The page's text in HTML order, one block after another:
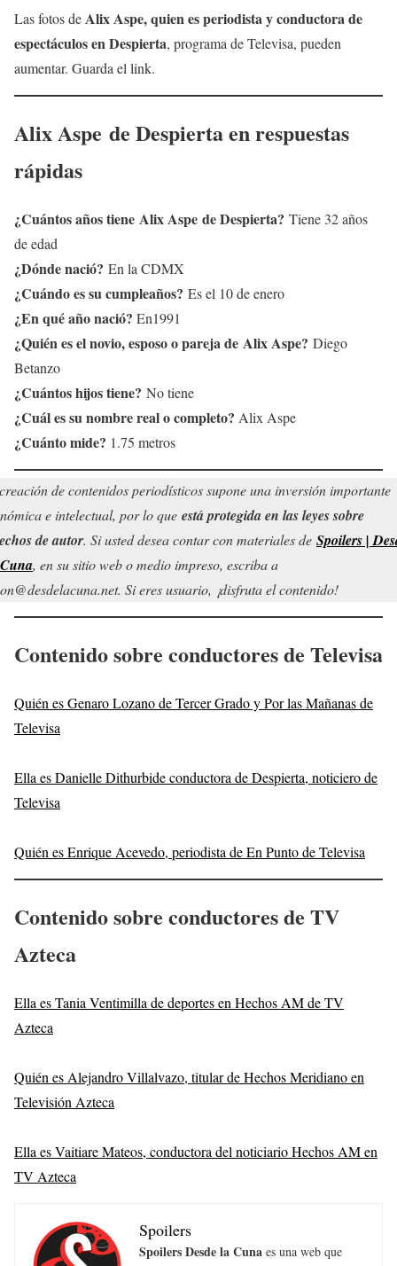
Las fotos deAlix Aspe, quien esperiodista yconductorade
espectáculos en Despierta, programa de Televisa, pueden
aumentar. Guarda el link.
Alix Aspe de Despiertaen respuestas
rápidas
¿Cuántos años tiene Alix Aspe deDespierta? Tiene 32 años
de edad
¿Dónde nació? En la CDMX
¿Cuándo es su cumpleaños? Es el 10 de enero
¿En qué año nació? En1991
¿Quién es el novio, esposo o pareja de Alix Aspe? Diego
Betanzo
¿Cuántos hijos tiene? No tiene
¿Cuál es su nombre real o completo? Alix Aspe
¿Cuánto mide? 1.75 metros
de contenidos periodísticos supone una inversión importante
e intelectual, por lo que está protegida en las leyes sobre
de autor. Si usted desea contar con materiales de Spoilers |
, en su sitio web o medio impreso, escriba a
Si eres usuario, ¡disfruta el contenido!
Contenido sobre conductores de Televisa
Quién es Genaro Lozano de Tercer Grado y Por las Mañanas de
Televisa
Ella es Danielle Dithurbide conductora de Despierta, noticiero de
Televisa
Quién es Enrique Acevedo, periodista de En Punto de Televisa
Contenido sobre conductoresde TV
Azteca
Ella es Tania Ventimilla de deportes en Hechos AM de TV
Azteca
Quién es Alejandro Villalvazo, titular de Hechos Meridiano en
Televisión Azteca
Ella es Vaitiare Mateos, conductora del noticiario Hechos AM en
TV Azteca
Spoilers
Spoilers Desde la Cuna es una web que